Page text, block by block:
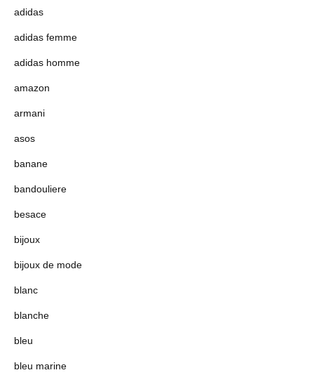
adidas
adidas femme
adidas homme
amazon
armani
asos
banane
bandouliere
besace
bijoux
bijoux de mode
blanc
blanche
bleu
bleu marine